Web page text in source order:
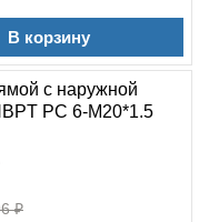
В корзину
с наружной
PC 6-М20*1.5
₽